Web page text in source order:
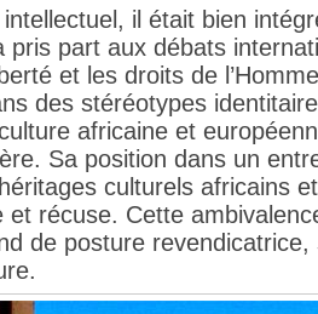
il était bien
pris part aux débats
et les droits de
des stéréotypes
africaine et
Sa position dans un
culturels africains
récuse. Cette
de posture